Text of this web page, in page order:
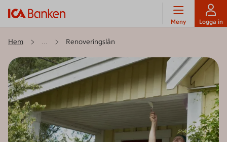
Meny Logga in
Hem ... Renoveringslån